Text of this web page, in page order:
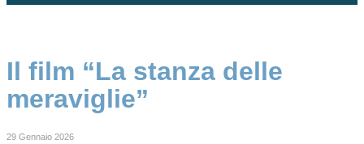
Il film “La stanza delle
meraviglie”
29 Gennaio 2026